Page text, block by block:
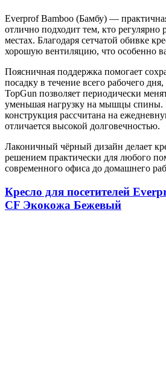
Everprof Bamboo (Бамбу) —
отлично подходит тем, кто регулярно
местах. Благодаря сетчатой обивке
хорошую вентиляцию, что особенно
Поясничная поддержка помогает
посадку в течение всего рабочего
TopGun позволяет периодически
уменьшая нагрузку на мышцы спины.
конструкция рассчитана на
отличается высокой долговечностью.
Лаконичный чёрный дизайн делает
решением практически для любого
современного офиса до домашнего
Кресло для посетителей
CF Экокожа Бежевый